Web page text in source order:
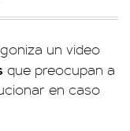
un video
que preocupan a
en caso